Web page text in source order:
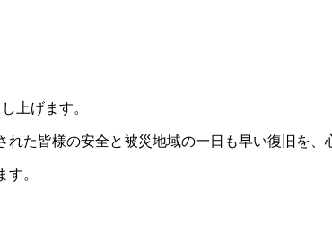
上げます。
た皆様の安全と被災地域の一日も早い復旧を、
。